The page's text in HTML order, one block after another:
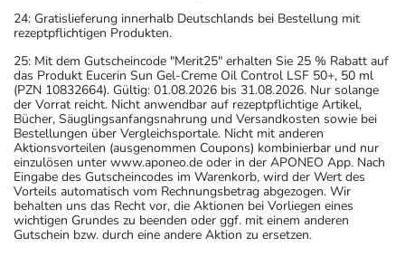
24: Gratislieferung innerhalb Deutschlands bei Bestellung mit
rezeptpflichtigen Produkten.
25: Mit dem Gutscheincode "Merit25" erhalten Sie 25 % Rabatt auf
das Produkt Eucerin Sun Gel-Creme Oil Control LSF 50+, 50 ml
(PZN 10832664). Gültig: 01.08.2026 bis 31.08.2026. Nur solange
der Vorrat reicht. Nicht anwendbar auf rezeptpflichtige Artikel,
Bücher, Säuglingsanfangsnahrung und Versandkosten sowie bei
Bestellungen über Vergleichsportale. Nicht mit anderen
Aktionsvorteilen (ausgenommen Coupons) kombinierbar und nur
einzulösen unter www.aponeo.de oder in der APONEO App. Nach
Eingabe des Gutscheincodes im Warenkorb, wird der Wert des
Vorteils automatisch vom Rechnungsbetrag abgezogen. Wir
behalten uns das Recht vor, die Aktionen bei Vorliegen eines
wichtigen Grundes zu beenden oder ggf. mit einem anderen
Gutschein bzw. durch eine andere Aktion zu ersetzen.